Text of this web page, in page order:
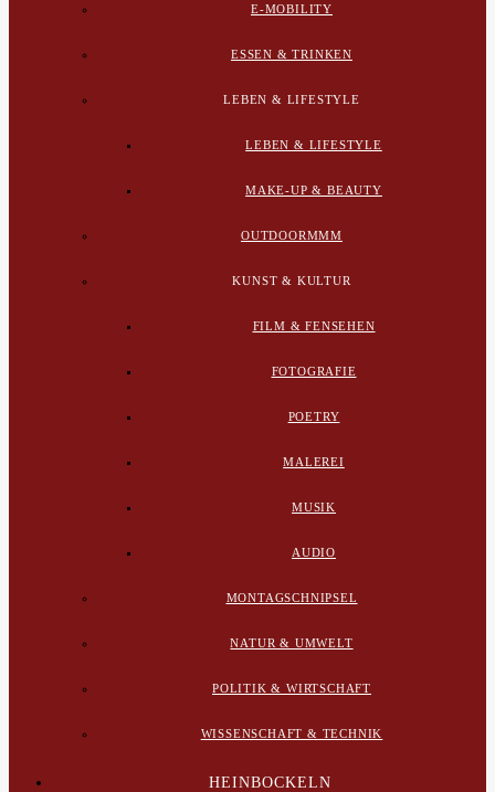
E-MOBILITY
ESSEN & TRINKEN
LEBEN & LIFESTYLE
LEBEN & LIFESTYLE
MAKE-UP & BEAUTY
OUTDOORMMM
KUNST & KULTUR
FILM & FENSEHEN
FOTOGRAFIE
POETRY
MALEREI
MUSIK
AUDIO
MONTAGSCHNIPSEL
NATUR & UMWELT
POLITIK & WIRTSCHAFT
WISSENSCHAFT & TECHNIK
HEINBOCKELN